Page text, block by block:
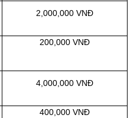
2,000,000 VNĐ
200,000 VNĐ
4,000,000 VNĐ
400,000 VNĐ